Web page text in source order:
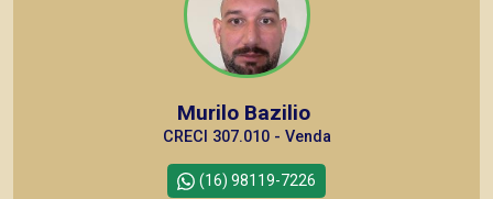
Murilo Bazilio
CRECI 307.010 - Venda
(16) 98119-7226